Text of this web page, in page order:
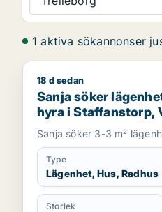
1 aktiva sökannonser
Sanja söker lägenhet,
18 d sedan
Sanja söker
hyra i Staffanstorp,
m.fl.
Sanja söker 3-3 m²
Type
Lägenhet, Hus, Radhus
Storlek